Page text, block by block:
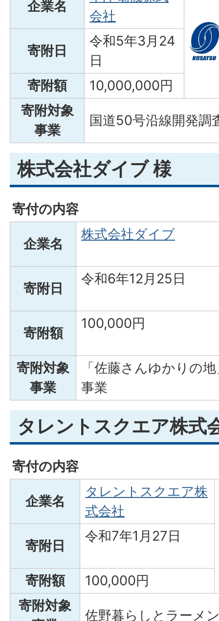
企業名
会社
寄附日
令和5年3月24
日
寄附額
10,000,000円
寄附対象
事業
国道50号沿線開発調
株式会社ダイブ 様
寄付の内容
企業名
株式会社ダイブ
寄附日
令和6年12月
寄附額
100,000
寄附対象
事業
「佐藤さんゆかりの
事業
タレントスクエア株式
寄付の内容
企業名
タレントスクエア株
式会社
寄附日
令和7年1月27日
寄附額
100,000円
寄附対象
佐野暮らしとラーメ